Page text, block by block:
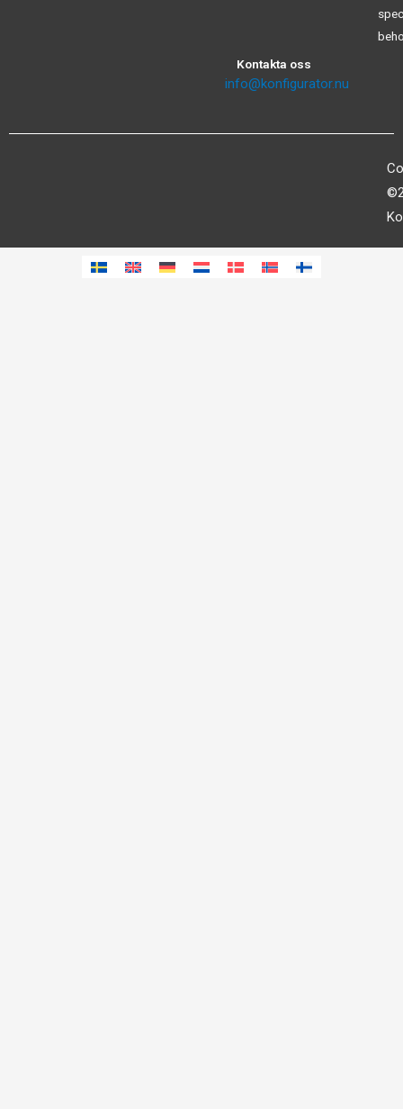
Kontakta oss
info@konfigurator.nu